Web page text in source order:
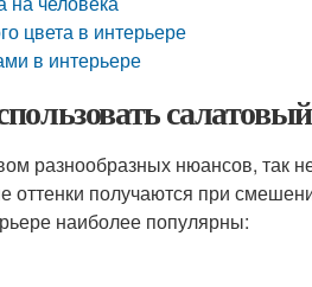
цвета в интерьере
в интерьере
разнообразных нюансов, так
оттенки получаются при
наиболее популярны: